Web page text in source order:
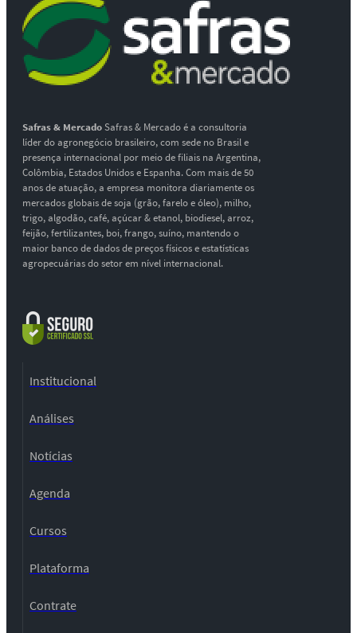
Safras & MercadoSafras & Mercado é a consultoria
líder do agronegócio brasileiro, com sede no Brasil e
presença internacional por meio de filiais na Argentina,
Colômbia, Estados Unidos e Espanha. Com mais de 50
anos de atuação, a empresa monitora diariamente os
mercados globais de soja (grão, farelo e óleo), milho,
trigo, algodão, café, açúcar & etanol, biodiesel, arroz,
feijão, fertilizantes, boi, frango, suíno, mantendo o
maior banco de dados de preços físicos e estatísticas
agropecuárias do setor em nível internacional.
Institucional
Análises
Notícias
Agenda
Cursos
Plataforma
Contrate